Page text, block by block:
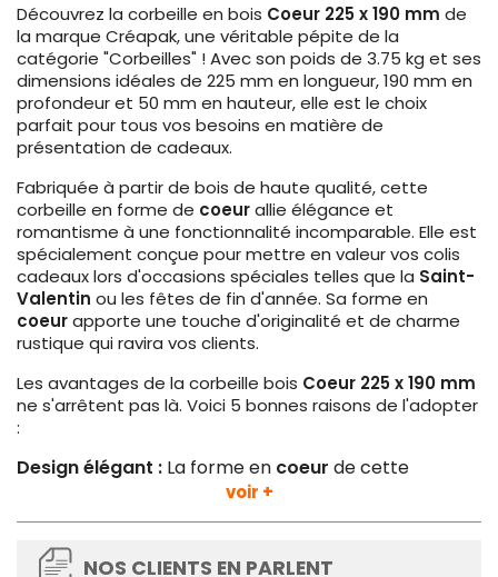
Découvrez la corbeille en bois Coeur 225 x 190 mm de
la marque Créapak, une véritable pépite de la
catégorie "Corbeilles" ! Avec son poids de 3.75 kg et ses
dimensions idéales de 225 mm en longueur, 190 mm en
profondeur et 50 mm en hauteur, elle est le choix
parfait pour tous vos besoins en matière de
présentation de cadeaux.
Fabriquée à partir de bois de haute qualité, cette
corbeille en forme de coeurallie élégance et
romantisme à une fonctionnalité incomparable. Elle est
spécialement conçue pour mettre en valeur vos colis
cadeaux lors d'occasions spéciales telles que la Saint-
Valentin ou les fêtes de fin d'année. Sa forme en
coeurapporte une touche d'originalité et de charme
rustique qui ravira vos clients.
Les avantages de la corbeille bois Coeur 225 x 190 mm
ne s'arrêtent pas là. Voici 5 bonnes raisons de l'adopter
:
Design élégant : La forme en coeur de cette
corbeille ajoute une note d'amour et de douceur à
de gamme, cette corbeille est solide et résistante,
voir +
NOS CLIENTS EN PARLENT